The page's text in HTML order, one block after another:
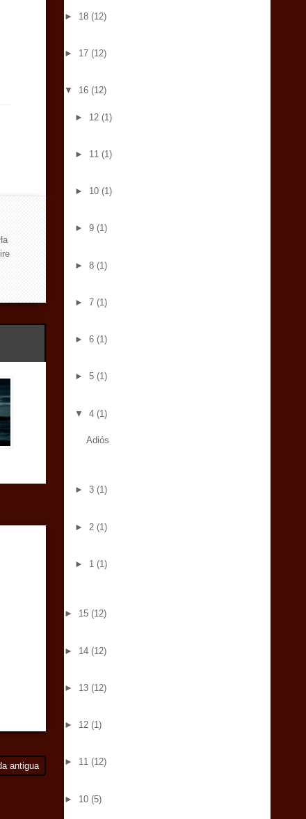
antigua
► 18 (12)
► 17 (12)
▼ 16 (12)
► 12(1)
► 11(1)
► 10(1)
►9(1)
►8(1)
►7(1)
►6(1)
►5(1)
▼4(1)
Adiós
►3(1)
► 2(1)
► 1(1)
► 15 (12)
► 14 (12)
► 13 (12)
► 12 (1)
► 11 (12)
► 10 (5)